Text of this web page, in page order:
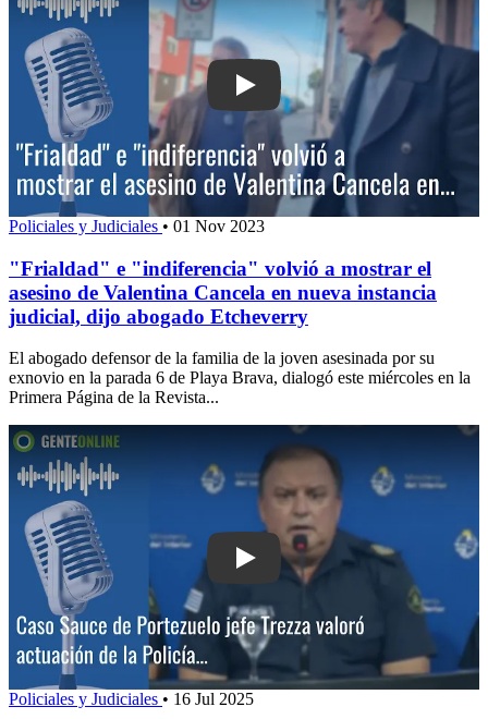
Play: "Frialdad" e "indiferencia" volvió
Policiales y Judiciales • 01 Nov 2023
"Frialdad" e "indiferencia" volvió a mostrar el
asesino de Valentina Cancela en nueva instancia
judicial, dijo abogado Etcheverry
El abogado defensor de la familia de la joven asesinada por su
exnovio en la parada 6 de Playa Brava, dialogó este miércoles en la
Primera Página de la Revista...
Play: Caso Sauce de Portezuelo: jefe
Policiales y Judiciales • 16 Jul 2025